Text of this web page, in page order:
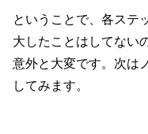
ということで、各ステ
大したことはしてない
意外と大変です。次は
してみます。